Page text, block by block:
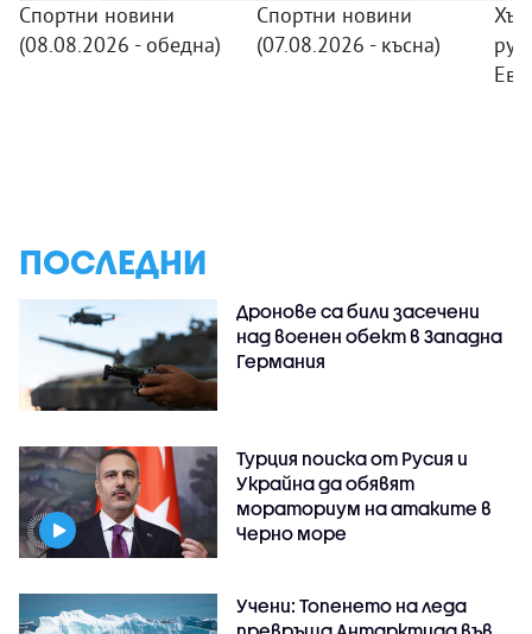
Спортни новини
(08.08.2026 - обедна)
Спортни новини
(07.08.2026 - късна)
ПОСЛЕДНИ
Дронове са били засечени
над военен обект в Западна
Германия
Турция поиска от Русия и
Украйна да обявят
мораториум на атаките в
Черно море
Учени: Топенето на леда